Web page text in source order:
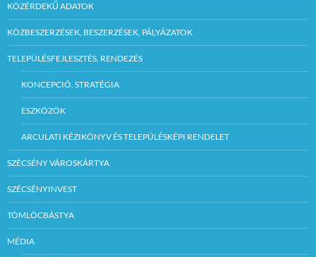
KÖZÉRDEKŰ ADATOK
KÖZBESZERZÉSEK, BESZERZÉSEK, PÁLYÁZATOK
TELEPÜLÉSFEJLESZTÉS, RENDEZÉS
KONCEPCIÓ, STRATÉGIA
ESZKÖZÖK
ARCULATI KÉZIKÖNYV ÉS TELEPÜLÉSKÉPI RENDELET
SZÉCSÉNY VÁROSKÁRTYA
SZÉCSÉNYINVEST
TÖMLÖCBÁSTYA
MÉDIA